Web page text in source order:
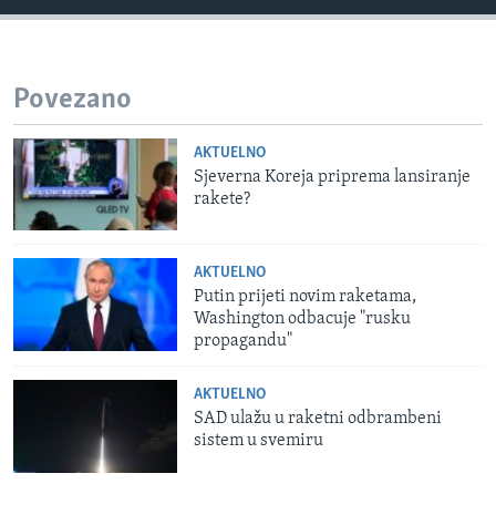
Povezano
AKTUELNO
Sjeverna Koreja priprema lansiranje
rakete?
AKTUELNO
Putin prijeti novim raketama,
Washington odbacuje "rusku
propagandu"
AKTUELNO
SAD ulažu u raketni odbrambeni
sistem u svemiru